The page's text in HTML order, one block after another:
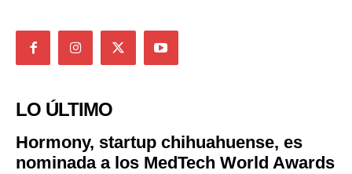
LO ÚLTIMO
Hormony, startup chihuahuense, es
nominada a los MedTech World Awards